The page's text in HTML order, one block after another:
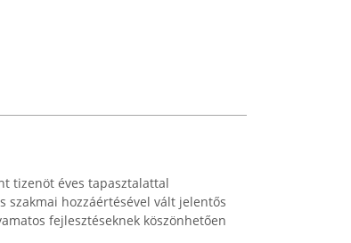
tizenöt éves tapasztalattal
szakmai hozzáértésével vált jelentős
fejlesztéseknek köszönhetően